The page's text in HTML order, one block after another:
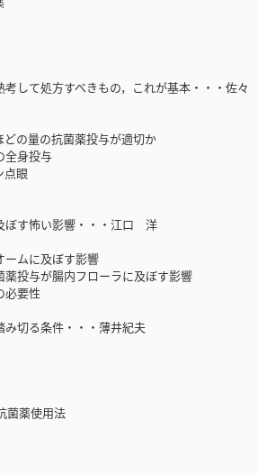
して処方すべきもの，これが基本・・・佐々
の量の抗菌薬投与が適切か
全身投与
点眼
す怖い影響・・・江口 洋
ームに及ぼす影響
投与が腸内フローラに及ぼす影響
必要性
切る条件・・・薄井紀夫
薬使用法